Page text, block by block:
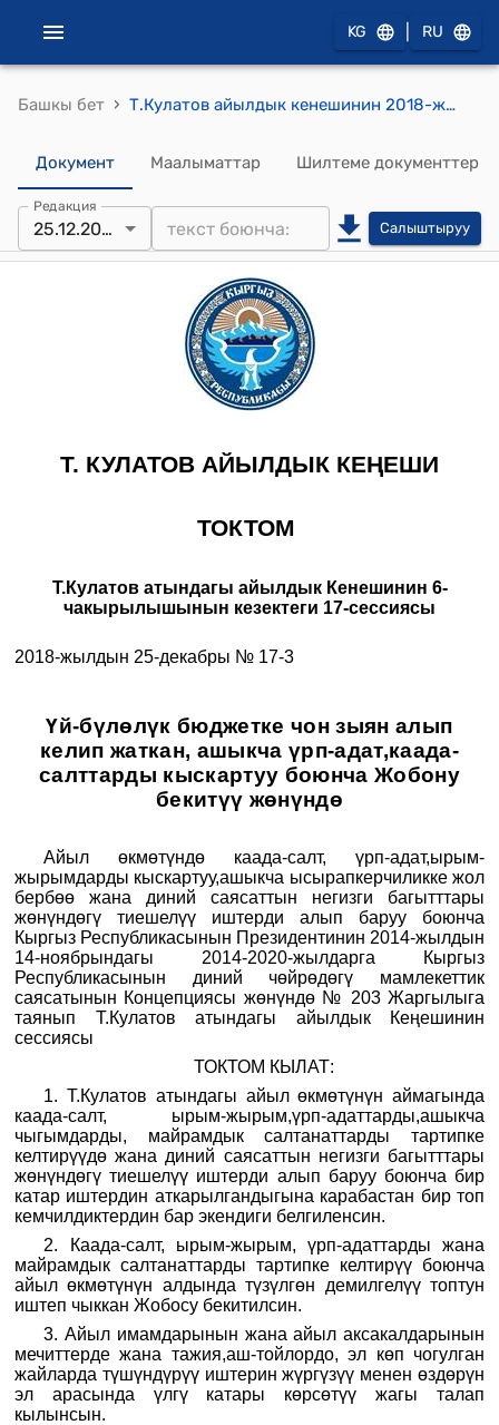
KG RU
Башкы бет › Т.Кулатов айылдык кенешинин 2018-жылдын 25-декабрындагы № 17-3 "Үй-бүлөлүк бюджетке чон зыян алып келип жаткан, ашыкча үрп-адат,каада-салттарды кыскартуу боюнча Жобону бекитүү жөнүндө" токтому
Документ Маалыматтар Шилтеме документтер
Редакция
25.12.2018 Салыштыруу